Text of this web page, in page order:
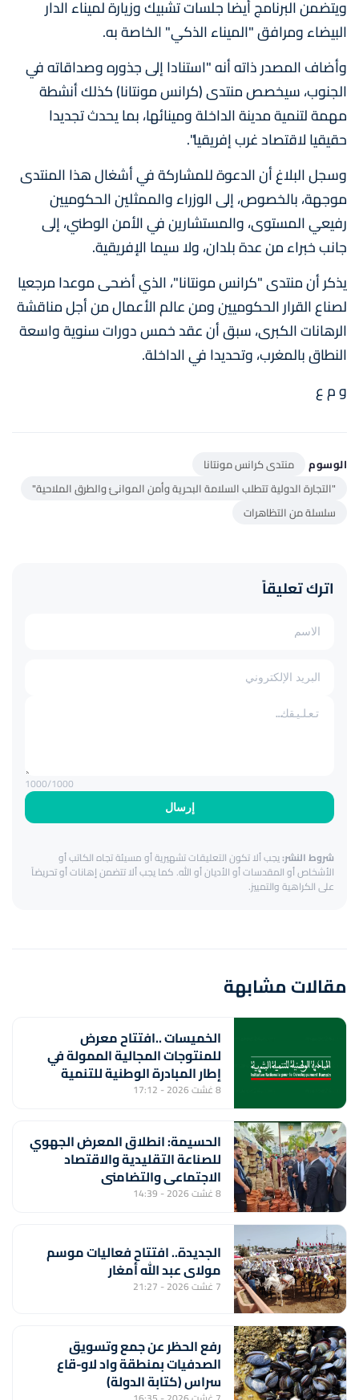
ويتضمن البرنامج أيضا جلسات تشبيك وزيارة لميناء الدار
البيضاء ومرافق "الميناء الذكي" الخاصة به.
وأضاف المصدر ذاته أنه "استنادا إلى جذوره وصداقاته في
الجنوب، سيخصص منتدى (كرانس مونتانا) كذلك أنشطة
مهمة لتنمية مدينة الداخلة ومينائها، بما يحدث تجديدا
حقيقيا لاقتصاد غرب إفريقيا".
وسجل البلاغ أن الدعوة للمشاركة في أشغال هذا المنتدى
موجهة، بالخصوص، إلى الوزراء والممثلين الحكوميين
رفيعي المستوى، والمستشارين في الأمن الوطني، إلى
جانب خبراء من عدة بلدان، ولا سيما الإفريقية.
يذكر أن منتدى "كرانس مونتانا"، الذي أضحى موعدا مرجعيا
لصناع القرار الحكوميين ومن عالم الأعمال من أجل مناقشة
الرهانات الكبرى، سبق أن عقد خمس دورات سنوية واسعة
النطاق بالمغرب، وتحديدا في الداخلة.
و م ع
الوسوم
منتدى كرانس مونتانا
"التجارة الدولية تتطلب السلامة البحرية وأمن الموانئ والطرق الملاحية"
سلسلة من التظاهرات
اترك تعليقاً
إرسال
1000/1000
شروط النشر:يجب ألا تكون التعليقات تشهيرية أو مسيئة تجاه الكاتب أو
الأشخاص أو المقدسات أو الأديان أو الله. كما يجب ألا تتضمن إهانات أو تحريضاً
على الكراهية والتمييز.
مقالات مشابهة
الخميسات ..افتتاح معرض
للمنتوجات المجالية الممولة في
إطار المبادرة الوطنية للتنمية
البشرية
8 غشت 2026 - 17:12
الحسيمة: انطلاق المعرض الجهوي
للصناعة التقليدية والاقتصاد
الاجتماعي والتضامني
8 غشت 2026 - 14:39
الجديدة.. افتتاح فعاليات موسم
مولاي عبد الله أمغار
7 غشت 2026 - 21:27
رفع الحظر عن جمع وتسويق
الصدفيات بمنطقة واد لاو-قاع
سراس (كتابة الدولة)